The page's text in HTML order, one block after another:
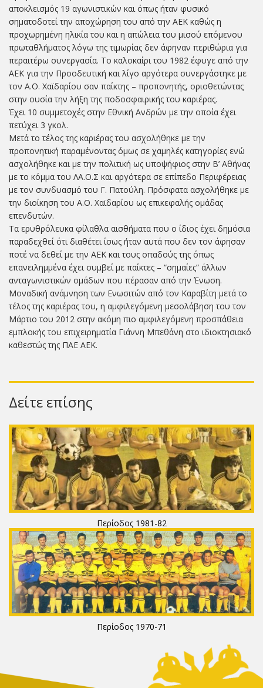
αποκλεισμός 19 αγωνιστικών και όπως ήταν φυσικό
σηματοδοτεί την αποχώρηση του από την ΑΕΚ καθώς η
προχωρημένη ηλικία του και η απώλεια του μισού επόμενου
πρωταθλήματος λόγω της τιμωρίας δεν άφηναν περιθώρια για
περαιτέρω συνεργασία. Το καλοκαίρι του 1982 έφυγε από την
ΑΕΚ για την Προοδευτική και λίγο αργότερα συνεργάστηκε με
τον Α.Ο. Χαϊδαρίου σαν παίκτης – προπονητής, οριοθετώντας
στην ουσία την λήξη της ποδοσφαιρικής του καριέρας.
Έχει 10 συμμετοχές στην Εθνική Ανδρών με την οποία έχει
πετύχει 3 γκολ.
Μετά το τέλος της καριέρας του ασχολήθηκε με την
προπονητική παραμένοντας όμως σε χαμηλές κατηγορίες ενώ
ασχολήθηκε και με την πολιτική ως υποψήφιος στην Β’ Αθήνας
με το κόμμα του ΛΑ.Ο.Σ και αργότερα σε επίπεδο Περιφέρειας
με τον συνδυασμό του Γ. Πατούλη. Πρόσφατα ασχολήθηκε με
την διοίκηση του Α.Ο. Χαϊδαρίου ως επικεφαλής ομάδας
επενδυτών.
Τα ερυθρόλευκα φίλαθλα αισθήματα που ο ίδιος έχει δημόσια
παραδεχθεί ότι διαθέτει ίσως ήταν αυτά που δεν τον άφησαν
ποτέ να δεθεί με την ΑΕΚ και τους οπαδούς της όπως
επανειλημμένα έχει συμβεί με παίκτες – “σημαίες” άλλων
ανταγωνιστικών ομάδων που πέρασαν από την Ένωση.
Μοναδική ανάμνηση των Ενωσιτών από τον Καραβίτη μετά το
τέλος της καριέρας του, η αμφιλεγόμενη μεσολάβηση του τον
Μάρτιο του 2012 στην ακόμη πιο αμφιλεγόμενη προσπάθεια
εμπλοκής του επιχειρηματία Γιάννη Μπεθάνη στο ιδιοκτησιακό
καθεστώς της ΠΑΕ ΑΕΚ.
Δείτε επίσης
Περίοδος 1981-82
Περίοδος 1970-71